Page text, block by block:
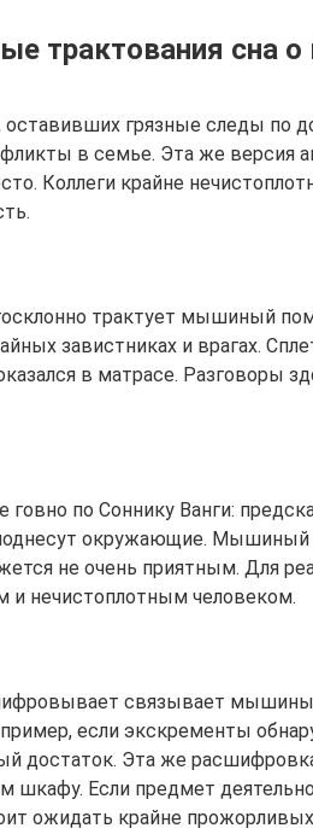
трактования сна
оставивших грязные следы по
в семье. Эта же версия
Коллеги крайне
трактует мышиный
завистниках и врагах.
в матрасе. Разговоры
по Соннику Ванги:
окружающие. Мышиный
не очень приятным. Для
и нечистоплотным человеком.
связывает
если экскременты
достаток. Эта же
шкафу. Если предмет
ожидать крайне